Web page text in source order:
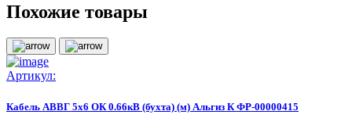
Похожие товары
Артикул:
Кабель АВВГ 5х6 ОК 0.66кВ (бухта) (м) Альгиз К ФР-00000415